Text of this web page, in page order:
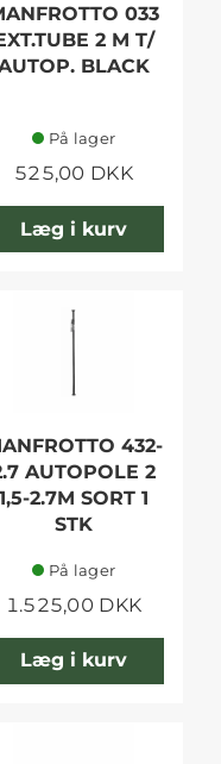
033
2 M T/
BLACK
På lager
525,00 DKK
Læg i kurv
432-
AUTOPOLE 2
1,5-2.7M SORT 1
STK
På lager
1.525,00 DKK
Læg i kurv